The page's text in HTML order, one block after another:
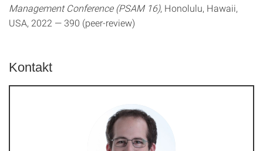
Management Conference (PSAM 16), Honolulu, Hawaii,
USA, 2022 — 390 (peer-review)
Kontakt